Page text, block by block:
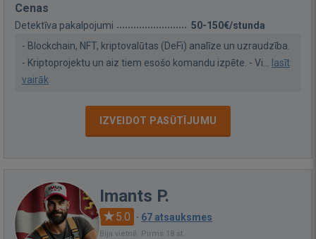
Cenas
Detektīva pakalpojumi
50-150€/stunda
- Blockchain, NFT, kriptovalūtas (DeFi) analīze un uzraudzība.
- Kriptoprojektu un aiz tiem esošo komandu izpēte. - Vi... lasīt
vairāk
IZVEIDOT PASŪTĪJUMU
Imants P.
5.0 · 67 atsauksmes
Bija vietnē: Pirms 18 st.